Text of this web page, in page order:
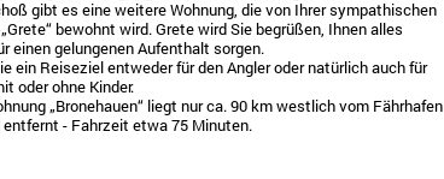
gibt es eine weitere Wohnung, die von Ihrer sympathischen
bewohnt wird. Grete wird Sie begrüßen, Ihnen alles
einen gelungenen Aufenthalt sorgen.
ein Reiseziel entweder für den Angler oder natürlich auch für
oder ohne Kinder.
„Bronehauen“ liegt nur ca. 90 km westlich vom Fährhafen
- Fahrzeit etwa 75 Minuten.